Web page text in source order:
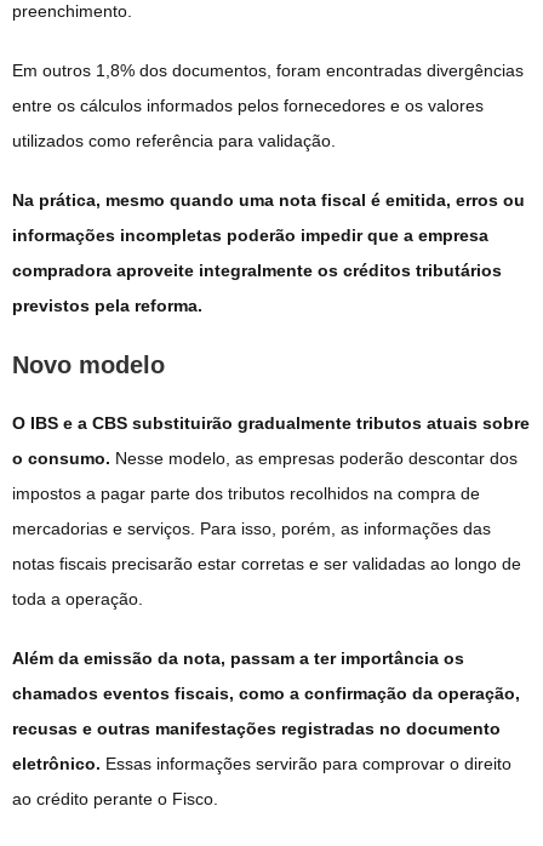
preenchimento.
Em outros 1,8% dos documentos, foram encontradas divergências
entre os cálculos informados pelos fornecedores e os valores
utilizados como referência para validação.
Na prática, mesmo quando uma nota fiscal é emitida, erros ou
informações incompletas poderão impedir que a empresa
compradora aproveite integralmente os créditos tributários
previstos pela reforma.
Novo modelo
O IBS e a CBS substituirão gradualmente tributos atuais sobre
o consumo. Nesse modelo, as empresas poderão descontar dos
impostos a pagar parte dos tributos recolhidos na compra de
mercadorias e serviços. Para isso, porém, as informações das
notas fiscais precisarão estar corretas e ser validadas ao longo de
toda a operação.
Além da emissão da nota, passam a ter importância os
chamados eventos fiscais, como a confirmação da operação,
recusas e outras manifestações registradas no documento
eletrônico. Essas informações servirão para comprovar o direito
ao crédito perante o Fisco.